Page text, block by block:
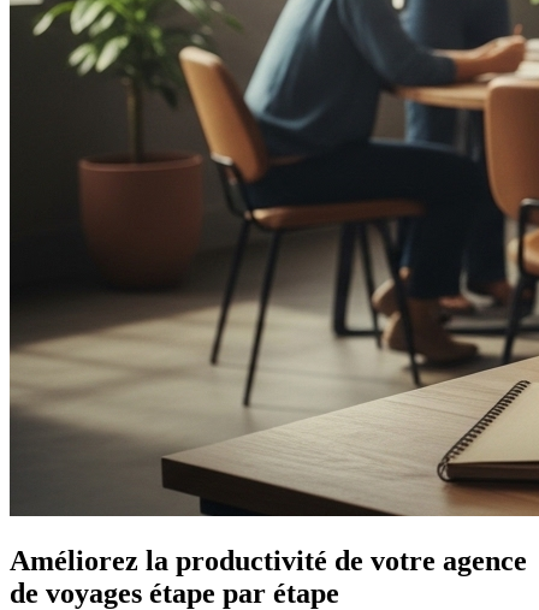
Améliorez la productivité de votre agence
de voyages étape par étape